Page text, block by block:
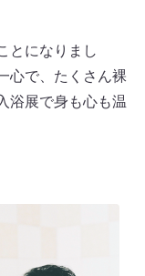
とになりまし
心で、たくさん裸
浴展で身も心も温